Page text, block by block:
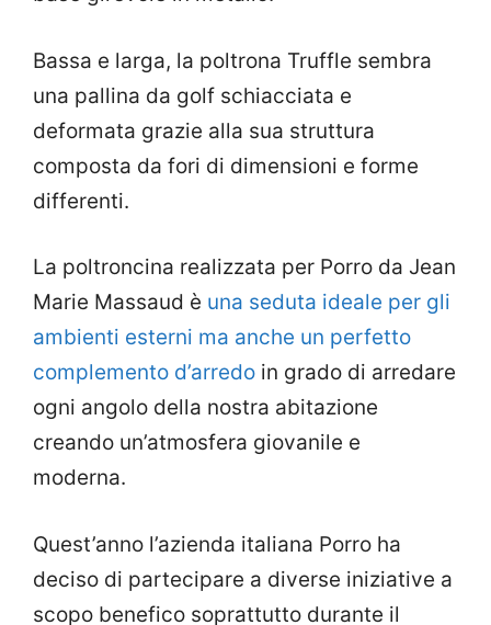
Bassa e larga, la poltrona Truffle sembra
una pallina da golf schiacciata e
deformata grazie alla sua struttura
composta da fori di dimensioni e forme
differenti.
La poltroncina realizzata per Porro da Jean
Marie Massaud è una seduta ideale per gli
ambienti esterni ma anche un perfetto
complemento d’arredo in grado di arredare
ogni angolo della nostra abitazione
creando un’atmosfera giovanile e
moderna.
Quest’anno l’azienda italiana Porro ha
deciso di partecipare a diverse iniziative a
scopo benefico soprattutto durante il